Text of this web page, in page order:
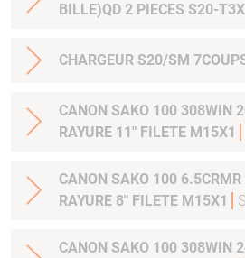
BILLE)QD 2 PIECES S20-T3X
CHARGEUR S20/SM
CANON SAKO 100 308WIN 20"
RAYURE 11" FILETE M15X1
CANON SAKO 100
RAYURE 8" FILETE M15X1
CANON SAKO 100 308WIN